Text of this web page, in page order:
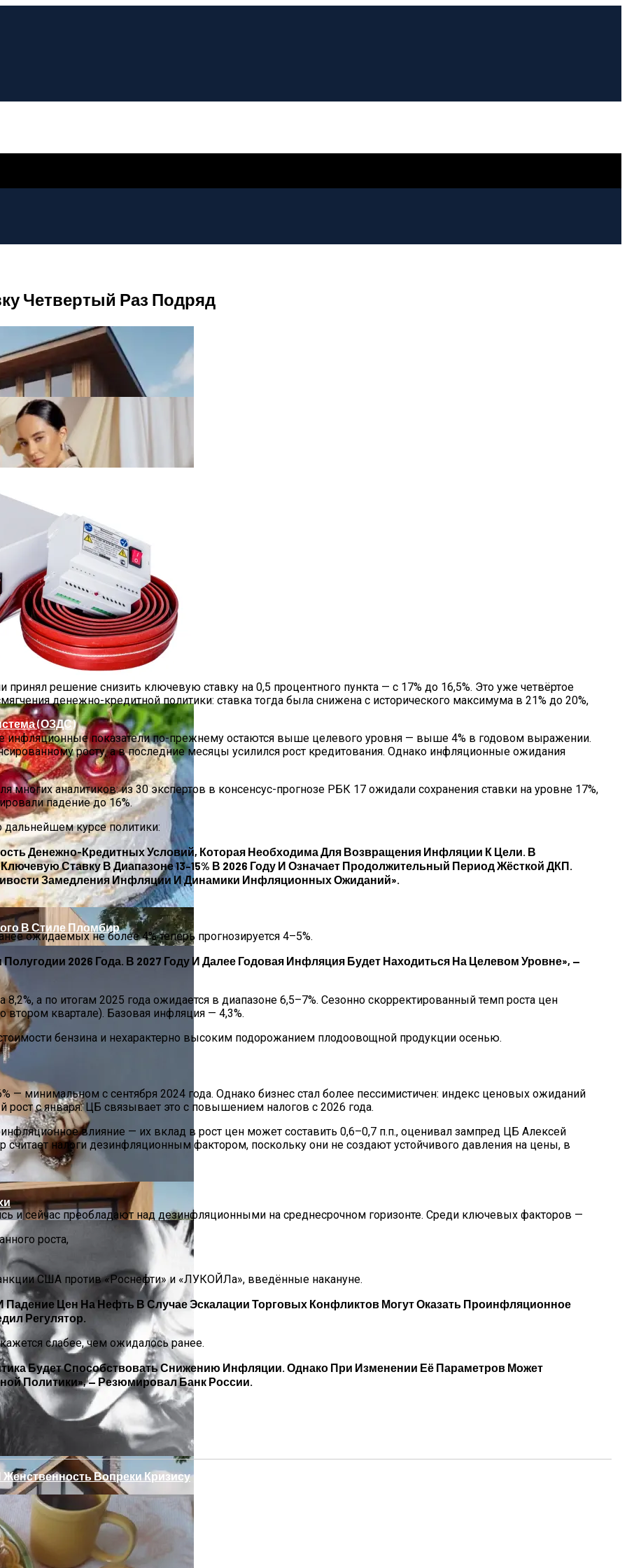
Без Ошибок
Стороны Участка
Вашего Дома
Для Комфорта И Удобства
И Предпринимательство
В Стиле Пломбир
Вопреки Кризису
(ОЗДС)
Четвертый Раз Подряд
принял решение снизить ключевую ставку на 0,5 процентного пункта — с 17% до 16,5%. Это уже четвёртое
денежно-кредитной политики: ставка тогда была снижена с исторического максимума в 21% до 20%,
инфляционные показатели по-прежнему остаются выше целевого уровня — выше 4% в годовом выражении.
росту, а в последние месяцы усилился рост кредитования. Однако инфляционные ожидания
аналитиков: из 30 экспертов в консенсус-прогнозе РБК 17 ожидали сохранения ставки на уровне 17%,
падение до 16%.
дальнейшем курсе политики:
Денежно-Кредитных Условий, Которая Необходима Для Возвращения Инфляции К Цели. В
Ставку В Диапазоне13–15% В 2026 Году И Означает Продолжительный Период Жёсткой ДКП.
Замедления Инфляции И Динамики Инфляционных Ожиданий».
ожидаемых не более 4% теперь прогнозируется 4–5%.
2026 Года. В 2027 Году И Далее Годовая Инфляция Будет Находиться На Целевом Уровне», —
а по итогам 2025 года ожидается в диапазоне 6,5–7%. Сезонно скорректированный темп роста цен
квартале). Базовая инфляция — 4,3%.
бензина и нехарактерно высоким подорожанием плодоовощной продукции осенью.
— минимальном с сентября 2024 года. Однако бизнес стал более пессимистичен: индекс ценовых ожиданий
с января. ЦБ связывает это с повышением налогов с 2026 года.
влияние — их вклад в рост цен может составить 0,6–0,7 п.п., оценивал зампред ЦБ Алексей
считает налоги дезинфляционным фактором, поскольку они не создают устойчивого давления на цены, в
и сейчас преобладают над дезинфляционными на среднесрочном горизонте. Среди ключевых факторов —
роста,
США против «Роснефти» и «ЛУКОЙЛа», введённые накануне.
Цен На Нефть В Случае Эскалации Торговых Конфликтов Могут Оказать Проинфляционное
Регулятор.
слабее, чем ожидалось ранее.
Будет Способствовать Снижению Инфляции. Однако При Изменении Её Параметров Может
Политики», — Резюмировал Банк России.